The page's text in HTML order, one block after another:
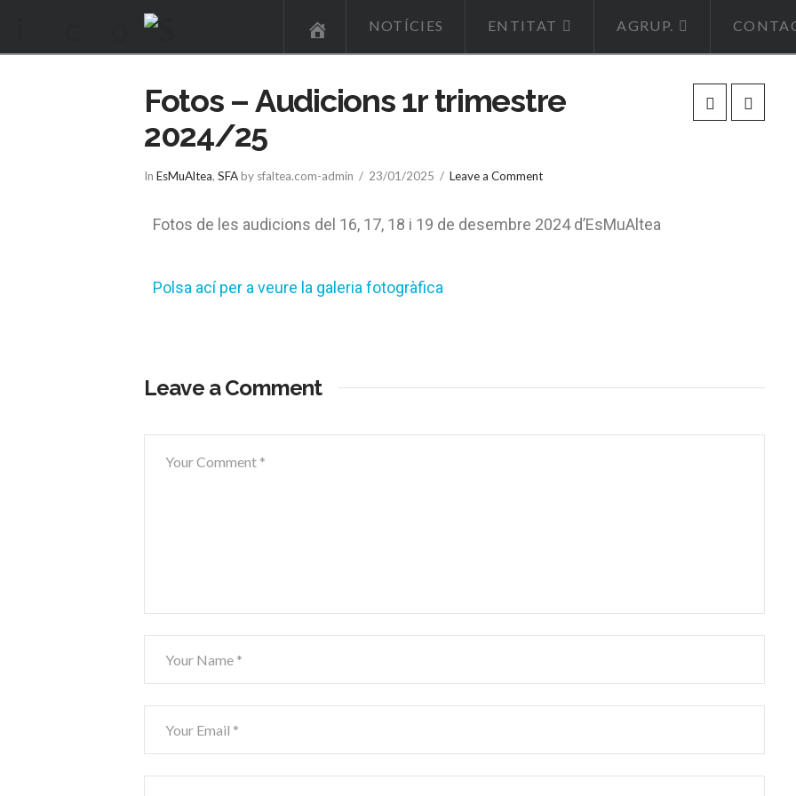
NOTÍCIES ENTITAT AGRUP.
Fotos – Audicions 1r trimestre
2024/25
In EsMuAltea, SFAby sfaltea.com-admin 23/01/2025 Leave a Comment
Fotos de les audicions del 16, 17, 18 i 19 de desembre 2024 d’EsMuAltea
Polsa ací per a veure la galeria fotogràfica
Leave a Comment